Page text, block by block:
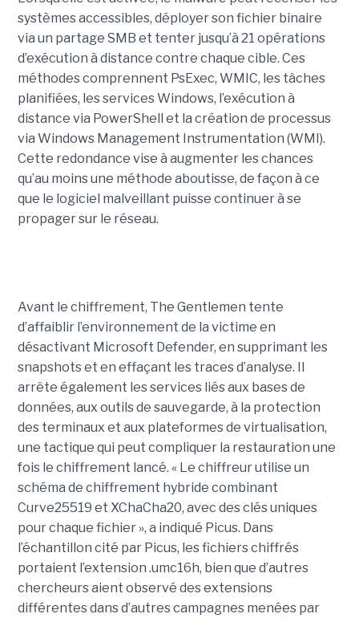
systèmes accessibles, déployer son fichier binaire
via un partage SMB et tenter jusqu’à 21 opérations
d’exécution à distance contre chaque cible. Ces
méthodes comprennent PsExec, WMIC, les tâches
planifiées, les services Windows, l’exécution à
distance via PowerShell et la création de processus
via Windows Management Instrumentation (WMI).
Cette redondance vise à augmenter les chances
qu’au moins une méthode aboutisse, de façon à ce
que le logiciel malveillant puisse continuer à se
propager sur le réseau.
Avant le chiffrement, The Gentlemen tente
d’affaiblir l’environnement de la victime en
désactivant Microsoft Defender, en supprimant les
snapshots et en effaçant les traces d’analyse. Il
arrête également les services liés aux bases de
données, aux outils de sauvegarde, à la protection
des terminaux et aux plateformes de virtualisation,
une tactique qui peut compliquer la restauration une
fois le chiffrement lancé. « Le chiffreur utilise un
schéma de chiffrement hybride combinant
Curve25519 et XChaCha20, avec des clés uniques
pour chaque fichier », a indiqué Picus. Dans
l’échantillon cité par Picus, les fichiers chiffrés
portaient l’extension .umc16h, bien que d’autres
chercheurs aient observé des extensions
différentes dans d’autres campagnes menées par